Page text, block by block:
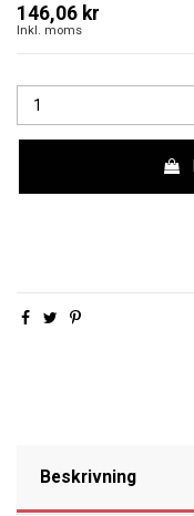
146,06 kr
Inkl. moms
Beskrivning